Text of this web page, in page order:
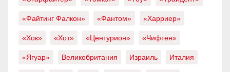
«Файтинг Фалкон» «Фантом» «Харриер»
«Хок» «Хот» «Центурион» «Чифтен»
«Ягуар» Великобритания Израиль Италия